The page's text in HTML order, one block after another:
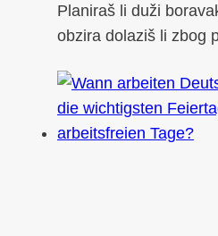
Planiraš li duži
obzira dolaziš li zbog